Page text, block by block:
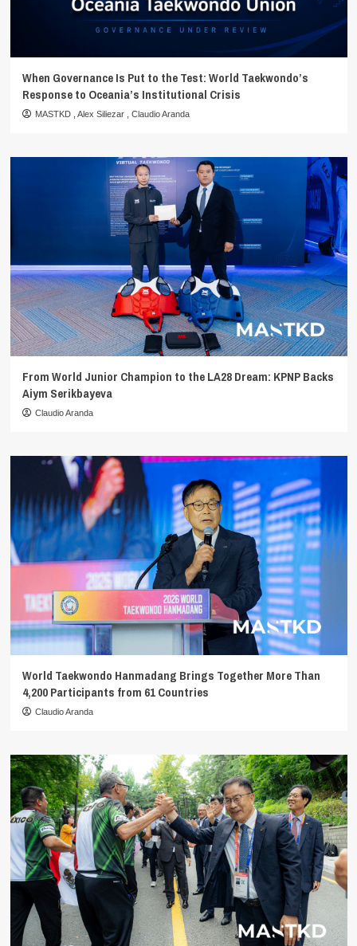
When Governance Is Put to the Test: World Taekwondo’s
Response to Oceania’s Institutional Crisis
MASTKD Alex Siliezar Claudio Aranda
From World Junior Champion to the LA28 Dream: KPNP Backs
Aiym Serikbayeva
Claudio Aranda
World Taekwondo Hanmadang Brings Together More Than
4,200 Participants from 61 Countries
Claudio Aranda